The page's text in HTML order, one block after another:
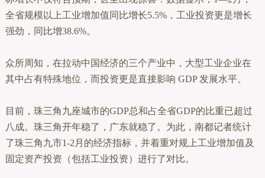
全省规模以上工业增加值同比增长5.5%，工业投资更是增长
强劲，同比增38.6%。
众所周知，在拉动中国经济的三个产业中，大型工业企业在
其中占有特殊地位，而投资更是直接影响 GDP 发展水平。
目前，珠三角九座城市的GDP总和占全省GDP的比重已超过
八成。珠三角开年稳了，广东就稳了。为此，南都记者统计
了珠三角九市1-2月的经济指标，并着重对规上工业增加值及
固定资产投资（包括工业投资）进行了对比。